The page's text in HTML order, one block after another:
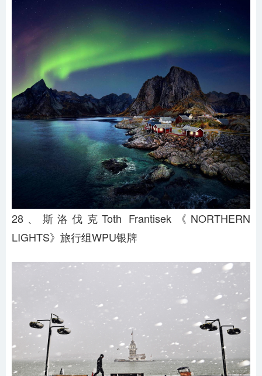
28、斯洛伐克Toth Frantisek《NORTHERN
LIGHTS》旅行组WPU银牌